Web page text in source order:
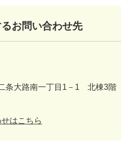
お問い合わせ先
条大路南一丁目1－1 北棟3階
はこちら